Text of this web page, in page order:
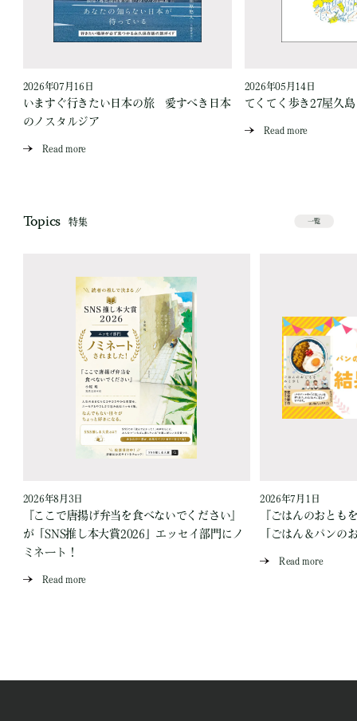
2026年07月16日
いますぐ行きたい日本の旅 愛すべき日本
のノスタルジア
Read more
2026年05月14日
てくてく歩き27屋久
Read more
Topics 特集 一覧
2026年8月3日
『ここで唐揚げ弁当を食べないでください』
が「SNS推し本大賞2026」エッセイ部門にノ
ミネート！
Read more
2026年7月1日
『ごはんのおとも
「ごはん＆パンの
Read more